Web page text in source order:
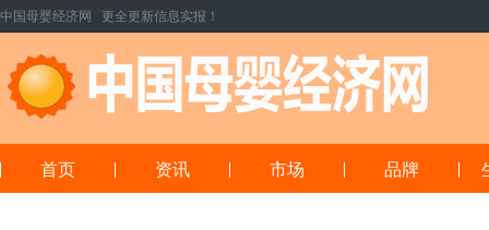
中国母婴经济网 更全更新信息实报！
首页 资讯 市场 品牌